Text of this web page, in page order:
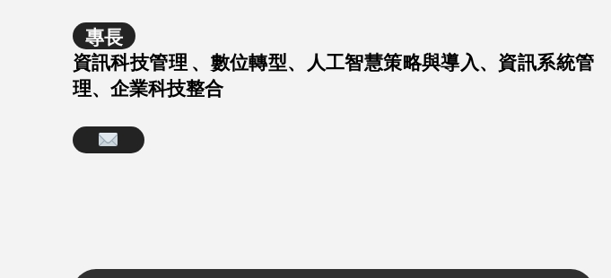
專長
資訊科技管理 、數位轉型、人工智慧策略與導入、資訊系統管
理、企業科技整合